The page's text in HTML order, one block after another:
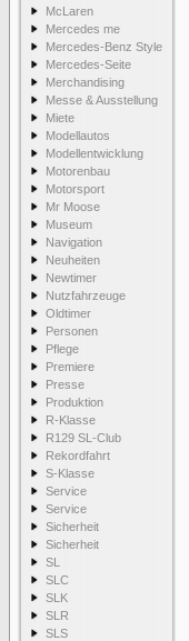
McLaren
Mercedes me
Mercedes-Benz Style
Mercedes-Seite
Merchandising
Messe & Ausstellung
Miete
Modellautos
Modellentwicklung
Motorenbau
Motorsport
Mr Moose
Museum
Navigation
Neuheiten
Newtimer
Nutzfahrzeuge
Oldtimer
Personen
Pflege
Premiere
Presse
Produktion
R-Klasse
R129 SL-Club
Rekordfahrt
S-Klasse
Service
Service
Sicherheit
Sicherheit
SL
SLC
SLK
SLR
SLS